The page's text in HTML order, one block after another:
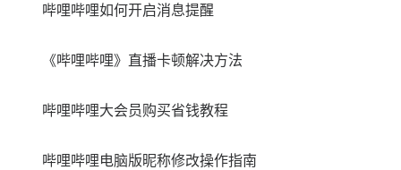
哔哩哔哩如何开启消息提醒
《哔哩哔哩》直播卡顿解决方法
哔哩哔哩大会员购买省钱教程
哔哩哔哩电脑版昵称修改操作指南